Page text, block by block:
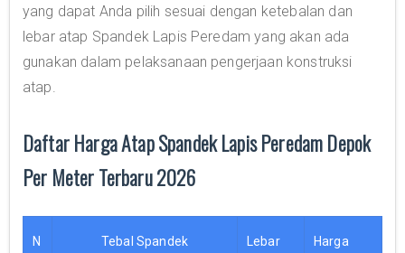
yang dapat Anda pilih sesuai dengan ketebalan dan
lebar atap Spandek Lapis Peredam yang akan ada
gunakan dalam pelaksanaan pengerjaan konstruksi
atap.
Daftar Harga Atap Spandek Lapis Peredam Depok
Per Meter Terbaru 2026
N
Tebal Spandek
Lebar
Harga